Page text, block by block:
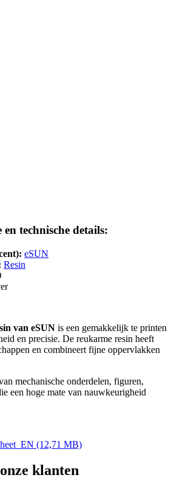
technische details:
eSUN
Resin
van eSUN is een gemakkelijk te printen
en precisie. De reukarme resin heeft
en combineert fijne oppervlakken
mechanische onderdelen, figuren,
een hoge mate van nauwkeurigheid
(12,71 MB)
klanten